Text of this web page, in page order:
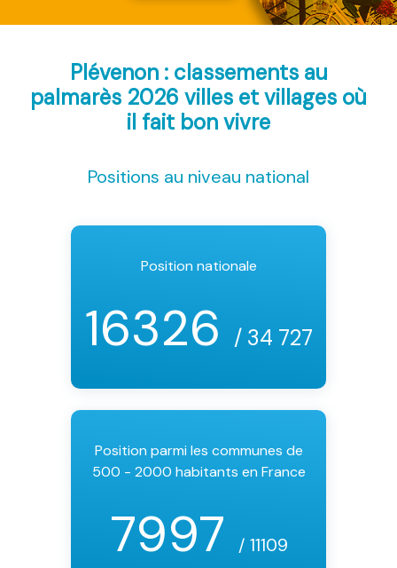
Plévenon : classements au
palmarès 2026 villes et villages où
il fait bon vivre
Positions au niveau national
Position nationale
16326 / 34 727
Position parmi les communes de
500 - 2000 habitants en France
7997 / 11109